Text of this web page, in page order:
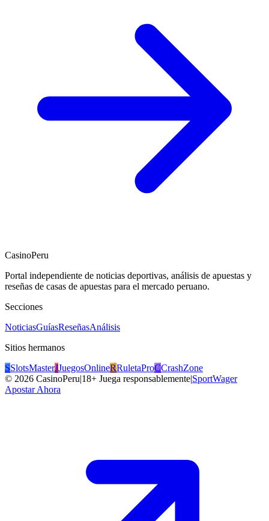
CasinoPeru
Portal independiente de noticias deportivas, análisis de apuestas y
reseñas de casas de apuestas para el mercado peruano.
Secciones
NoticiasGuíasReseñasAnálisis
Sitios hermanos
SSlotsMasterJJuegosOnlineRRuletaProCCrashZone
© 2026 CasinoPeru|18+ Juega responsablemente|SportWager
Apostar Ahora